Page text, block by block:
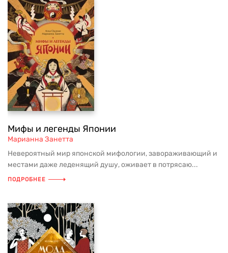
Мифы и легенды Японии
Марианна Занетта
Невероятный мир японской мифологии, завораживающий и
местами даже леденящий душу, оживает в потрясаю...
ПОДРОБНЕЕ